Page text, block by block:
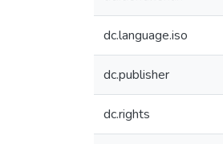
dc.language.iso
dc.publisher
dc.rights